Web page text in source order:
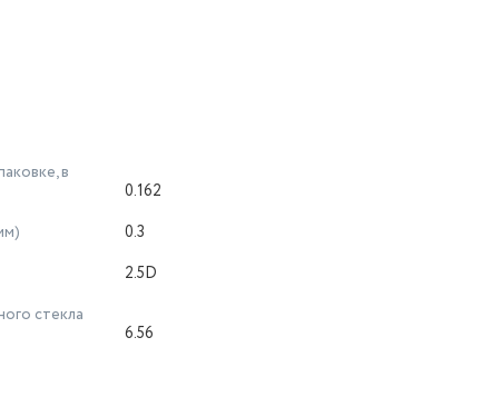
в
0.162
0.3
2.5D
стекла
6.56